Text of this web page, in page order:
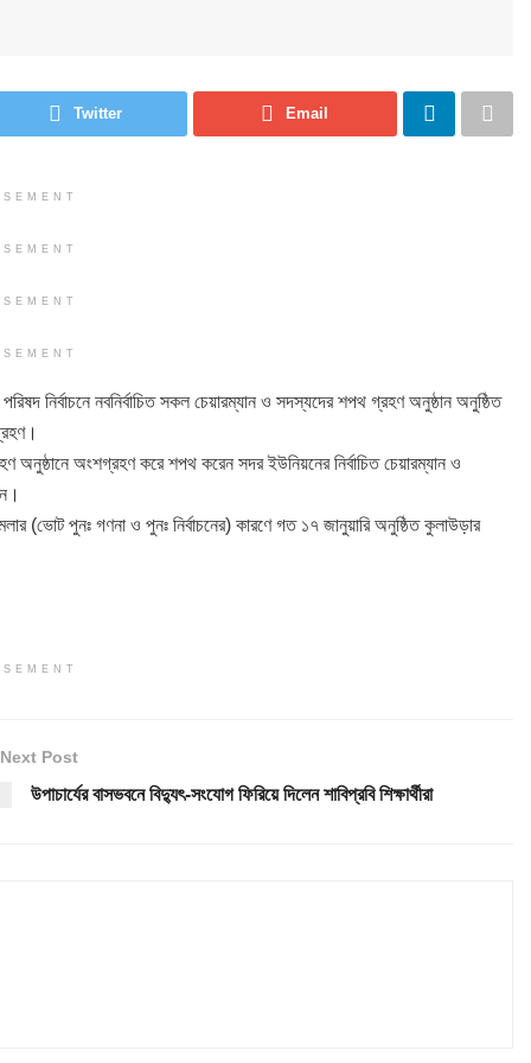
Twitter Email
নির্বাচনে নবনির্বাচিত সকল চেয়ারম্যান ও সদস্যদের শপথ গ্রহণ অনুষ্ঠান অনুষ্ঠিত
অংশগ্রহণ করে শপথ করেন সদর ইউনিয়নের নির্বাচিত চেয়ারম্যান ও
(ভোট পুনঃ গণনা ও পুনঃ নির্বাচনের) কারণে গত ১৭ জানুয়ারি অনুষ্ঠিত কুলাউড়ার
Next Post
উপাচার্যের বাসভবনে বিদ্যুৎ-সংযোগ ফিরিয়ে দিলেন শাবিপ্রবি শিক্ষার্থীরা